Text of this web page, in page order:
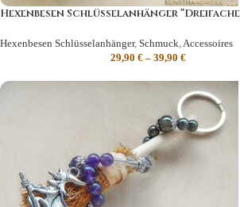
Hexenbesen Schlüsselanhänger
Hexenbesen Schlüsselanhänger, Schmuck,Accessoires
29,90€ –39,90€